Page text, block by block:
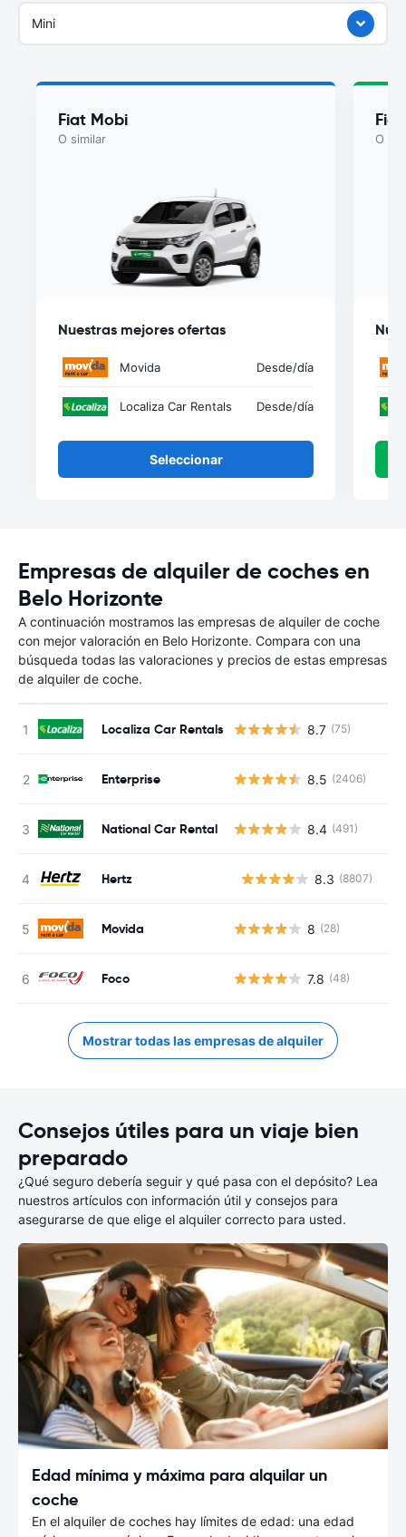
Mini
Fiat Mobi
O similar
Nuestras mejores ofertas
Movida Desde/día
Localiza Car Rentals Desde/día
Seleccionar
O
Empresas de alquiler de coches en
Belo Horizonte
A continuación mostramos las empresas de alquiler de coche
con mejor valoración en Belo Horizonte. Compara con una
búsqueda todas las valoraciones y precios de estas empresas
de alquiler de coche.
Localiza Car Rentals 8.7 (75)
Enterprise 8.5 (2406)
National Car Rental 8.4 (491)
Hertz 8.3 (8807)
Movida 8 (28)
Foco 7.8 (48)
Mostrar todas las empresas de alquiler
Consejos útiles para un viaje bien
preparado
¿Qué seguro debería seguir y qué pasa con el depósito? Lea
nuestros artículos con información útil y consejos para
asegurarse de que elige el alquiler correcto para usted.
Edad mínima y máxima para alquilar un
coche
En el alquiler de coches hay límites de edad: una edad